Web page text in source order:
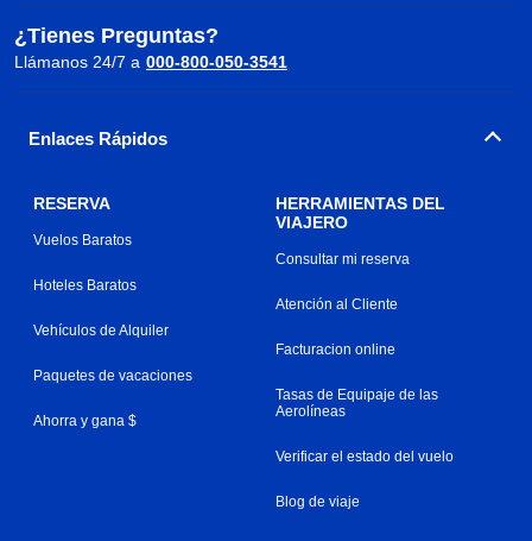
¿Tienes Preguntas?
Llámanos 24/7 a 000-800-050-3541
Enlaces Rápidos
RESERVA
Vuelos Baratos
Hoteles Baratos
Vehículos de Alquiler
Paquetes de vacaciones
Ahorra y gana $
HERRAMIENTAS DEL
VIAJERO
Consultar mi reserva
Atención al Cliente
Facturacion online
Tasas de Equipaje de las
Aerolíneas
Verificar el estado del vuelo
Blog de viaje